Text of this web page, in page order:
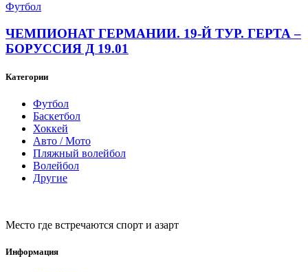
Футбол
ЧЕМПИОНАТ ГЕРМАНИИ. 19-Й ТУР. ГЕРТА –
БОРУССИЯ Д 19.01
Категории
Футбол
Баскетбол
Хоккей
Авто / Мото
Пляжный волейбол
Волейбол
Другие
Место где встречаются спорт и азарт
Информация